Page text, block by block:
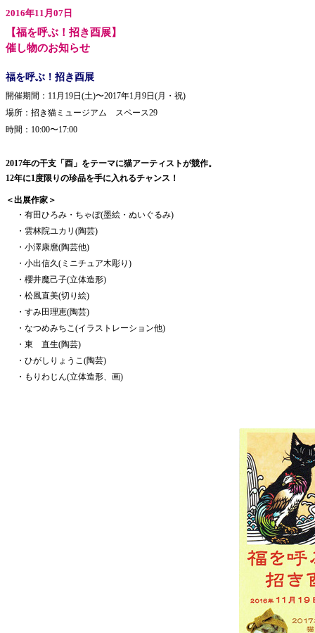
2016年11月07日
【福を呼ぶ！招き酉展】
催し物のお知らせ
福を呼ぶ！招き酉展
開催期間：11月19日(土)〜2017年1月9日(月・祝)
場所：招き猫ミュージアム スペース29
時間：10:00〜17:00
2017年の干支「酉」をテーマに猫アーティストが競作。
12年に1度限りの珍品を手に入れるチャンス！
＜出展作家＞
・有田ひろみ・ちゃぼ(墨絵・ぬいぐるみ)
・雲林院ユカリ(陶芸)
・小澤康麿(陶芸他)
・小出信久(ミニチュア木彫り)
・櫻井魔己子(立体造形)
・松風直美(切り絵)
・すみ田理恵(陶芸)
・なつめみちこ(イラストレーション他)
・東 直生(陶芸)
・ひがしりょうこ(陶芸)
・もりわじん(立体造形、画)